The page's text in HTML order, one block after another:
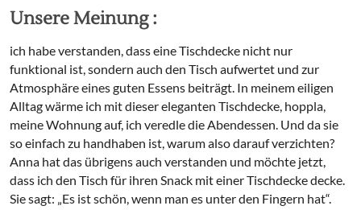
Unsere Meinung :
ich habe verstanden, dass eine Tischdecke nicht nur
funktional ist, sondern auch den Tisch aufwertet und zur
Atmosphäre eines guten Essens beiträgt. In meinem eiligen
Alltag wärme ich mit dieser eleganten Tischdecke, hoppla,
meine Wohnung auf, ich veredle die Abendessen. Und da sie
so einfach zu handhaben ist, warum also darauf verzichten?
Anna hat das übrigens auch verstanden und möchte jetzt,
dass ich den Tisch für ihren Snack mit einer Tischdecke decke.
Sie sagt: „Es ist schön, wenn man es unter den Fingern hat“.